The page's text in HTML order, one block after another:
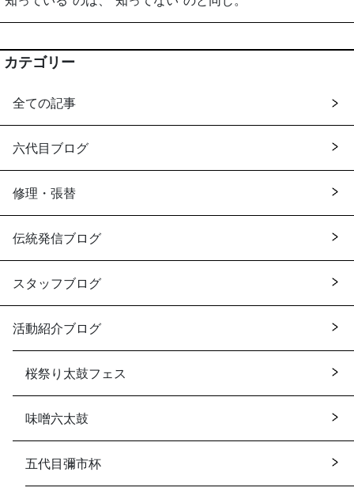
カテゴリー
全ての記事
六代目ブログ
修理・張替
伝統発信ブログ
スタッフブログ
活動紹介ブログ
桜祭り太鼓フェス
味噌六太鼓
五代目彌市杯